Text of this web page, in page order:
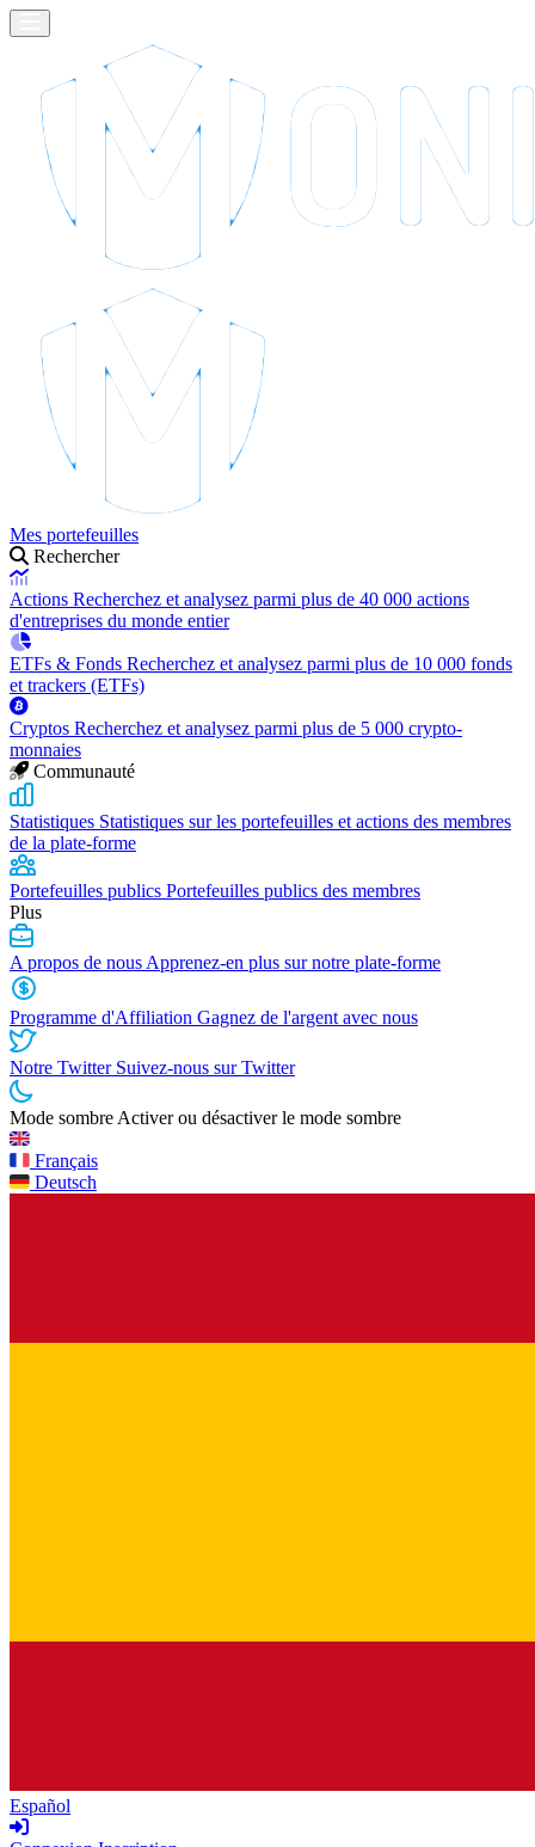
Mes portefeuilles
Rechercher
Actions Recherchez et analysez parmi plus de 40 000 actions
d'entreprises du monde entier
ETFs & Fonds Recherchez et analysez parmi plus de 10 000 fonds
et trackers (ETFs)
Cryptos Recherchez et analysez parmi plus de 5 000 crypto-
monnaies
Communauté
Statistiques Statistiques sur les portefeuilles et actions des membres
de la plate-forme
Portefeuilles publics Portefeuilles publics des membres
Plus
A propos de nous Apprenez-en plus sur notre plate-forme
Programme d'Affiliation Gagnez de l'argent avec nous
Notre Twitter Suivez-nous sur Twitter
Mode sombre Activer ou désactiver le mode sombre
Français
Deutsch
Español